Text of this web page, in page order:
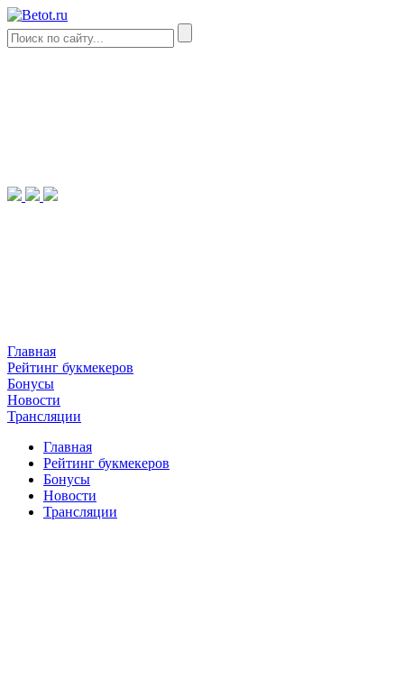
Главная
Рейтинг букмекеров
Бонусы
Новости
Трансляции
Главная
Рейтинг букмекеров
Бонусы
Новости
Трансляции